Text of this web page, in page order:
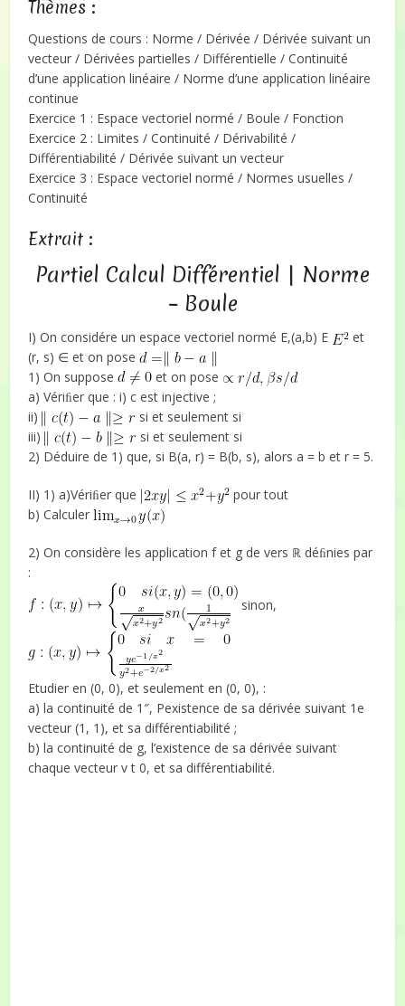
Thèmes :
Questions de cours : Norme / Dérivée / Dérivée suivant un
vecteur / Dérivées partielles / Différentielle / Continuité
d’une application linéaire / Norme d’une application linéaire
continue
Exercice 1 : Espace vectoriel normé / Boule / Fonction
Exercice 2 : Limites / Continuité / Dérivabilité /
Différentiabilité / Dérivée suivant un vecteur
Exercice 3 : Espace vectoriel normé / Normes usuelles /
Continuité
Extrait :
Partiel Calcul Différentiel | Norme
– Boule
I) On considére un espace vectoriel normé E,(a,b) E
et
(r, s) ∈ et on pose
1) On suppose
et on pose
a) Vériﬁer que : i) c est injective ;
ii)
si et seulement si
iii)
si et seulement si
2) Déduire de 1) que, si B(a, r) = B(b, s), alors a = b et r = 5.
II) 1) a)Vériﬁer que
pour tout
b) Calculer
2) On considère les application f et g de vers ℝ déﬁnies par
:
sinon,
Etudier en (0, 0), et seulement en (0, 0), :
a) la continuité de 1″, Pexistence de sa dérivée suivant 1e
vecteur (1, 1), et sa différentiabilité ;
b) la continuité de g, l’existence de sa dérivée suivant
chaque vecteur v t 0, et sa différentiabilité.